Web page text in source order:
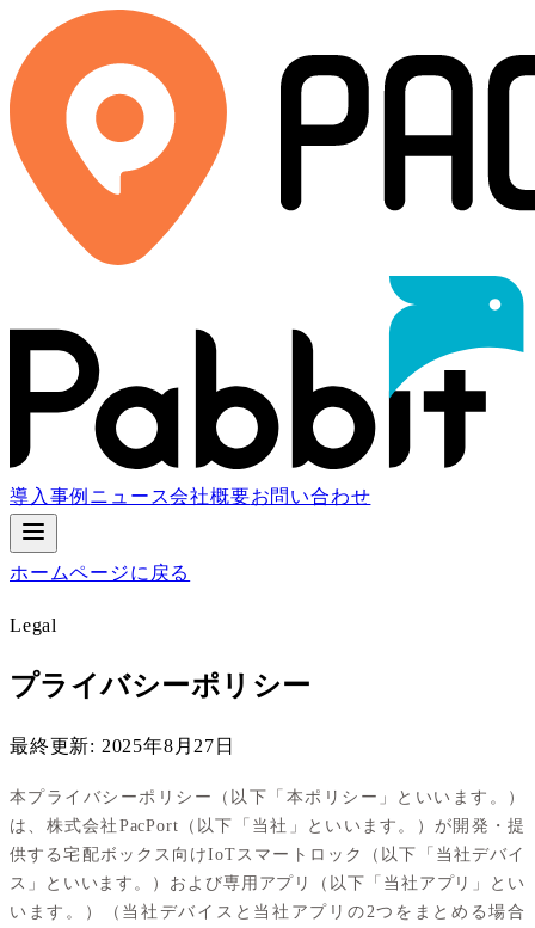
導入事例 ニュース会社概要お問い合わせ
ホームページに戻る
Legal
プライバシーポリシー
最終更新: 2025年8月27日
本プライバシーポリシー（以下「本ポリシー」といいます。）
は、株式会社PacPort（以下「当社」といいます。）が開発・提
供する宅配ボックス向けIoTスマートロック（以下「当社デバイ
ス」といいます。）および専用アプリ（以下「当社アプリ」とい
います。）（当社デバイスと当社アプリの2つをまとめる場合